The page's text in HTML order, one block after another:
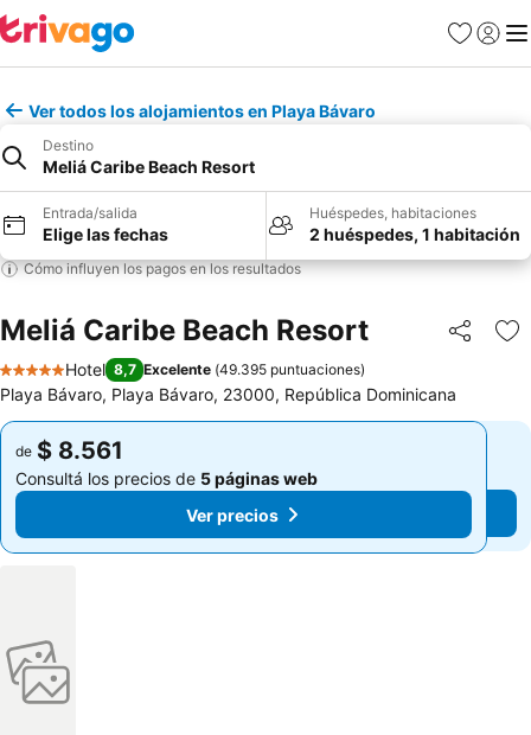
Favoritos
Iniciar
Ver todos los alojamientos en Playa Bávaro
Destino
Meliá Caribe Beach Resort
Entrada/salida
Elige las fechas
Huéspedes, habitaciones
2 huéspedes, 1 habitación
Cómo influyen los pagos en los resultados
Meliá Caribe Beach Resort Compartir
5 Estrellas
Hotel 8,7 Excelente (49.395 puntuaciones)
Playa Bávaro, Playa Bávaro, 23000, República Dominicana
de $ 8.561
Consultá los precios de 5 páginas web
Ver precios
de $ 8.561
Consultá los precios de 5 páginas web
Ver precios